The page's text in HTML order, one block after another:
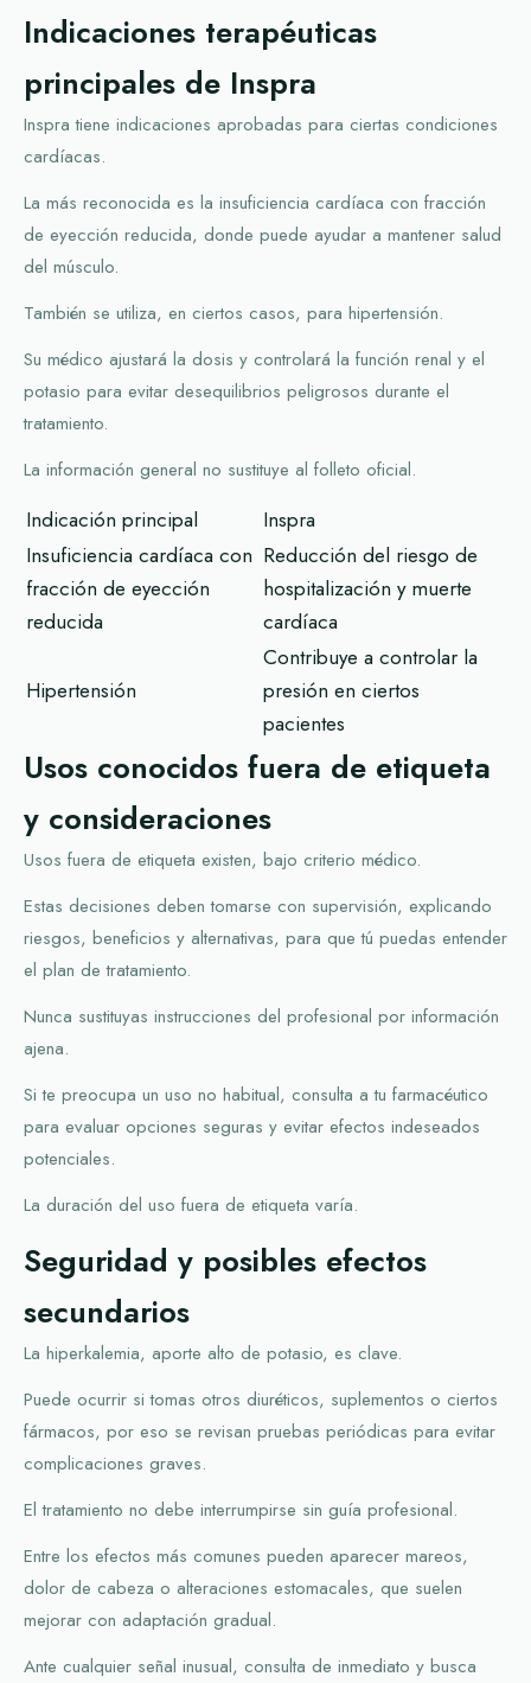
Indicaciones terapéuticas
principales de Inspra
Inspra tiene indicaciones aprobadas para ciertas condiciones
cardíacas.
La más reconocida es la insuficiencia cardíaca con fracción
de eyección reducida, donde puede ayudar a mantener salud
del músculo.
También se utiliza, en ciertos casos, para hipertensión.
Su médico ajustará la dosis y controlará la función renal y el
potasio para evitar desequilibrios peligrosos durante el
tratamiento.
La información general no sustituye al folleto oficial.
Indicación principal
Inspra
Insuficiencia cardíaca con
fracción de eyección
reducida
Reducción del riesgo de
hospitalización y muerte
cardíaca
Hipertensión
Contribuye a controlar la
presión en ciertos
pacientes
Usos conocidos fuera de etiqueta
y consideraciones
Usos fuera de etiqueta existen, bajo criterio médico.
Estas decisiones deben tomarse con supervisión, explicando
riesgos, beneficios y alternativas, para que tú puedas entender
el plan de tratamiento.
Nunca sustituyas instrucciones del profesional por información
ajena.
Si te preocupa un uso no habitual, consulta a tu farmacéutico
para evaluar opciones seguras y evitar efectos indeseados
potenciales.
La duración del uso fuera de etiqueta varía.
Seguridad y posibles efectos
secundarios
La hiperkalemia, aporte alto de potasio, es clave.
Puede ocurrir si tomas otros diuréticos, suplementos o ciertos
fármacos, por eso se revisan pruebas periódicas para evitar
complicaciones graves.
El tratamiento no debe interrumpirse sin guía profesional.
Entre los efectos más comunes pueden aparecer mareos,
dolor de cabeza o alteraciones estomacales, que suelen
mejorar con adaptación gradual.
Ante cualquier señal inusual, consulta de inmediato y busca